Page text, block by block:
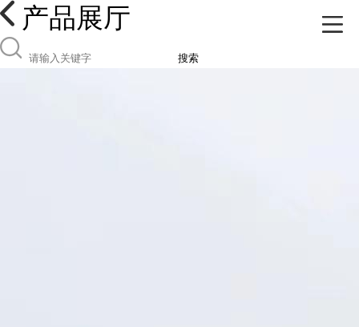
产品展厅
搜索